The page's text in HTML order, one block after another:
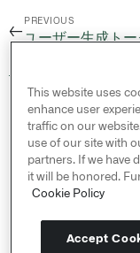
←
PREVIOUS
ユーザー生成ト
© 2026 Palantir
reserved.
Cookies
Privacy
Terms of Use ↗
Do Not Sell or
This website uses
enhance user
traffic on our
use of our site with
partners. If we have
it will be honored.
Cookie Policy
Accept